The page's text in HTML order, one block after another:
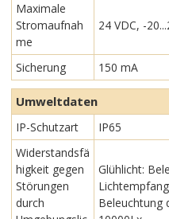
Maximale
Stromaufnah
me
24 VDC, -
Sicherung 150 mA
Umweltdaten
IP-Schutzart
IP65
Widerstandsfä
higkeit gegen
Störungen
durch
Glühlicht:
Beleuchtung